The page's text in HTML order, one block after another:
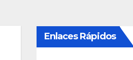
Enlaces Rápidos